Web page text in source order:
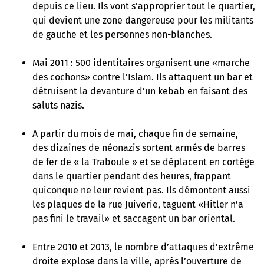
depuis ce lieu. Ils vont s’approprier tout le quartier,
qui devient une zone dangereuse pour les militants
de gauche et les personnes non-blanches.
Mai 2011 : 500 identitaires organisent une «marche
des cochons» contre l’Islam. Ils attaquent un bar et
détruisent la devanture d’un kebab en faisant des
saluts nazis.
A partir du mois de mai, chaque fin de semaine,
des dizaines de néonazis sortent armés de barres
de fer de « la Traboule » et se déplacent en cortège
dans le quartier pendant des heures, frappant
quiconque ne leur revient pas. Ils démontent aussi
les plaques de la rue Juiverie, taguent «Hitler n’a
pas fini le travail» et saccagent un bar oriental.
Entre 2010 et 2013, le nombre d’attaques d’extrême
droite explose dans la ville, après l’ouverture de